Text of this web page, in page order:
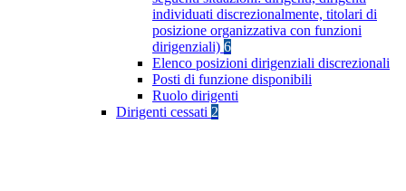
individuati discrezionalmente, titolari di
posizione organizzativa con funzioni
dirigenziali) 6
Elenco posizioni dirigenziali discrezionali
Posti di funzione disponibili
Ruolo dirigenti
Dirigenti cessati 2